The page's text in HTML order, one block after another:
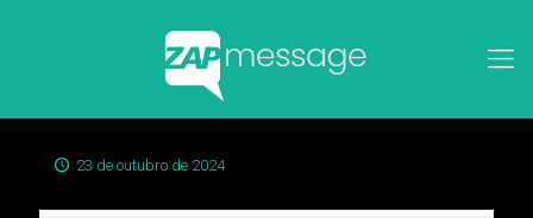
23 de outubro de 2024